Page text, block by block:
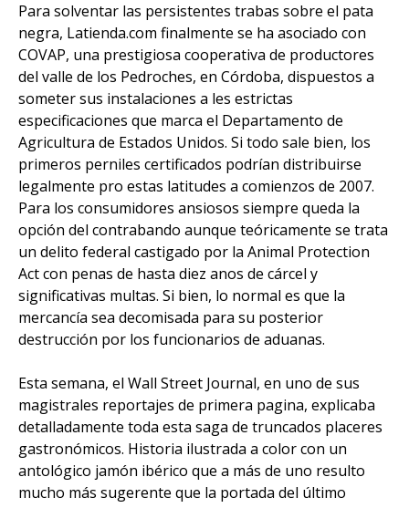
Para solventar las persistentes trabas sobre el pata
negra, Latienda.com finalmente se ha asociado con
COVAP, una prestigiosa cooperativa de productores
del valle de los Pedroches, en Córdoba, dispuestos a
someter sus instalaciones a les estrictas
especificaciones que marca el Departamento de
Agricultura de Estados Unidos. Si todo sale bien, los
primeros perniles certificados podrían distribuirse
legalmente pro estas latitudes a comienzos de 2007.
Para los consumidores ansiosos siempre queda la
opción del contrabando aunque teóricamente se trata
un delito federal castigado por la Animal Protection
Act con penas de hasta diez anos de cárcel y
significativas multas. Si bien, lo normal es que la
mercancía sea decomisada para su posterior
destrucción por los funcionarios de aduanas.
Esta semana, el Wall Street Journal, en uno de sus
magistrales reportajes de primera pagina, explicaba
detalladamente toda esta saga de truncados placeres
gastronómicos. Historia ilustrada a color con un
antológico jamón ibérico que a más de uno resulto
mucho más sugerente que la portada del último